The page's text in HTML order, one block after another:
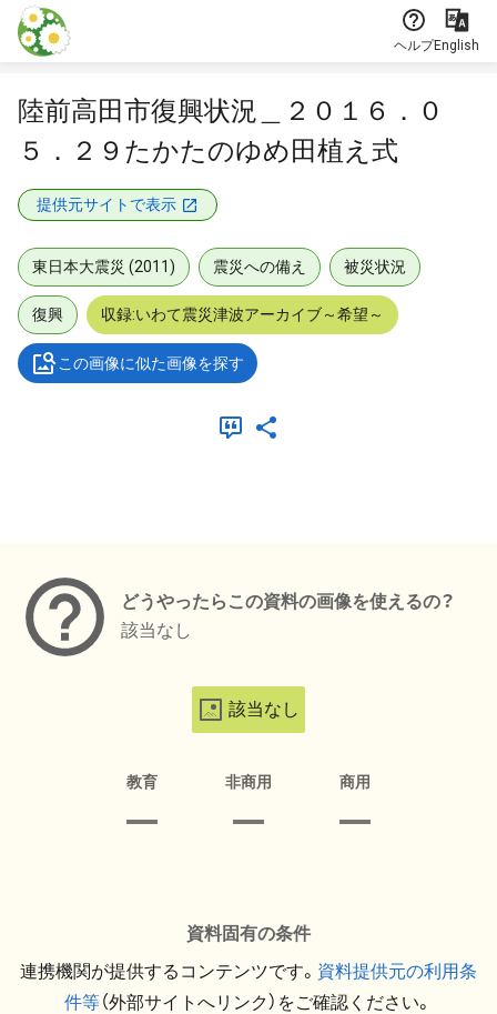
本文に飛ぶ
ヘルプEnglish
陸前高田市復興状況＿２０１６．０
５．２９たかたのゆめ田植え式
提供元サイトで表示
東日本大震災 (2011) 震災への備え 被災状況
復興 収録:いわて震災津波アーカイブ～希望～
この画像に似た画像を探す
どうやったらこの資料の画像を使えるの？
該当なし
該当なし
教育 非商用 商用
資料固有の条件
連携機関が提供するコンテンツです。 資料提供元の利用条
件等（外部サイトへリンク）をご確認ください。